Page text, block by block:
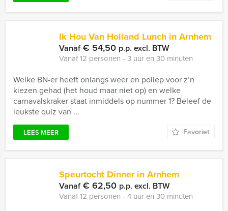
Ik Hou Van Holland Lunch in Arnhem
Vanaf€ 54,50 p.p. excl. BTW
Vanaf 12 personen ‐ 3 uur en 30 minuten
Welke BN-er heeft onlangs weer en poliep voor z’n
kiezen gehad (het houd maar niet op) en welke
carnavalskraker staat inmiddels op nummer 1? Beleef de
leukste quiz van ...
LEES MEER Favoriet
Speurtocht Dinner in Arnhem
Vanaf€ 62,50 p.p. excl. BTW
Vanaf 12 personen ‐ 4 uur en 30 minuten